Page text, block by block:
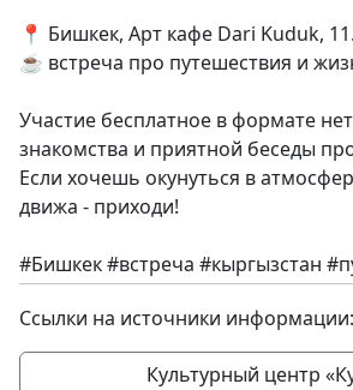
📍 Бишкек, Арт кафе Dari Kuduk,
☕️ встреча про путешествия и
Участие бесплатное в формате
знакомства и приятной беседы
Если хочешь окунуться в
движа - приходи!
#Бишкек #встреча #кыргызстан
Ссылки на источники информации:
Культурный центр